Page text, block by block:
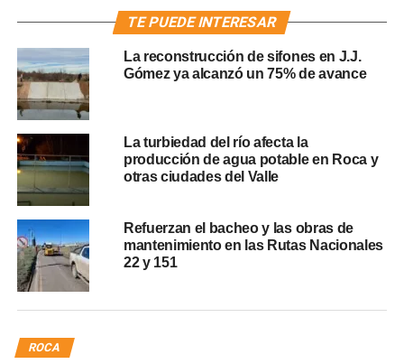
TE PUEDE INTERESAR
La reconstrucción de sifones en J.J.
Gómez ya alcanzó un 75% de avance
La turbiedad del río afecta la
producción de agua potable en Roca y
otras ciudades del Valle
Refuerzan el bacheo y las obras de
mantenimiento en las Rutas Nacionales
22 y 151
ROCA